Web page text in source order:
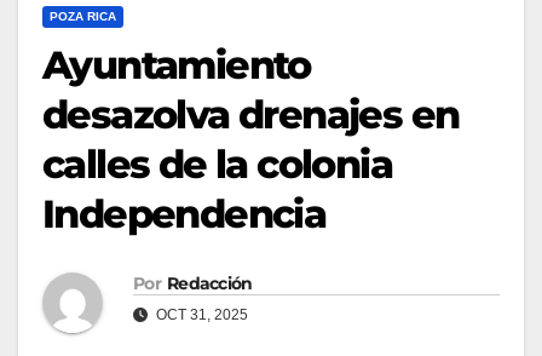
POZA RICA
Ayuntamiento
desazolva drenajes en
calles de la colonia
Independencia
Por Redacción
OCT 31, 2025